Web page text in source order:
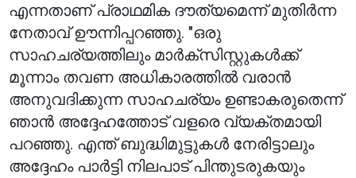
എന്നതാണ് പ്രാഥമിക ദൗത്യമെന്ന് മുതിർന്ന
നേതാവ് ഊന്നിപ്പറഞ്ഞു. "ഒരു
സാഹചര്യത്തിലും മാർക്സിസ്റ്റുകൾക്ക്
മൂന്നാം തവണ അധികാരത്തിൽ വരാൻ
അനുവദിക്കുന്ന സാഹചര്യം ഉണ്ടാകരുതെന്ന്
ഞാൻ അദ്ദേഹത്തോട് വളരെ വ്യക്തമായി
പറഞ്ഞു. എന്ത് ബുദ്ധിമുട്ടുകൾ നേരിട്ടാലും
അദ്ദേഹം പാർട്ടി നിലപാട് പിന്തുടരുകയും